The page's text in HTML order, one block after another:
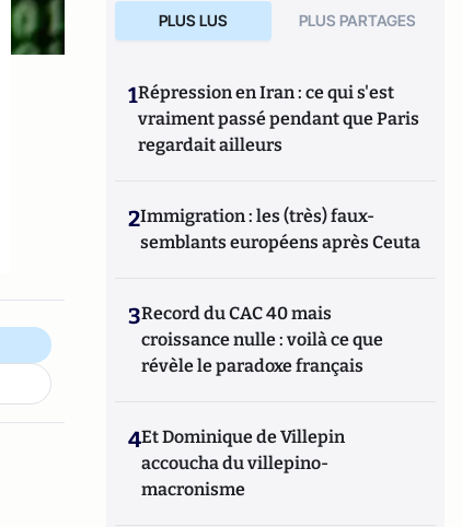
PLUS LUS PLUS PARTAGES
1Répression en Iran : ce qui s'est
vraiment passé pendant que Paris
regardait ailleurs
2Immigration : les (très) faux-
semblants européens après Ceuta
3Record du CAC 40 mais
croissance nulle : voilà ce que
révèle le paradoxe français
4Et Dominique de Villepin
accoucha du villepino-
macronisme